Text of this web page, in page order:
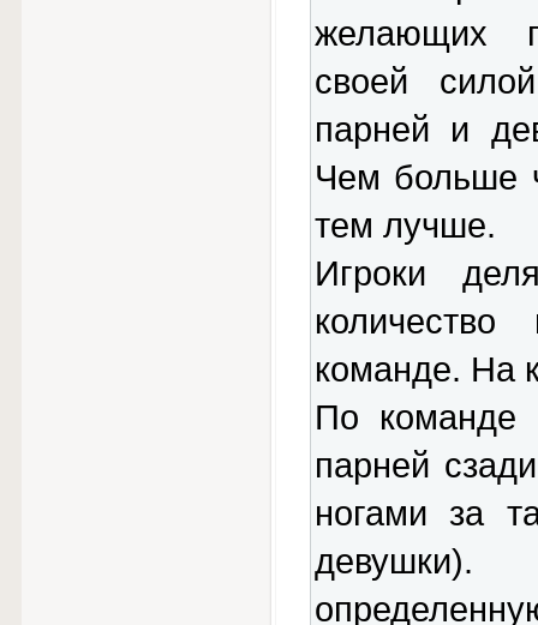
желающих
своей
парней и
Чем больше
тем лучше.
Игроки
команде. На
По команде
парней
ногами за
девушки).